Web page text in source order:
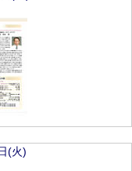
(火)